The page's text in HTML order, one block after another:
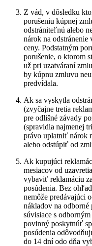
Z vád, v dôsledku
porušeniu kúpnej
odstrániteľnú alebo
nárok na
ceny. Podstatným
porušenie, o ktorom
už pri uzatváraní
by kúpnu zmluvu
predvídala.
Ak sa vyskytla
(zvyčajne tretia
pre odlišné závady
(spravidla najmenej
právo uplatniť nárok
alebo odstúpiť od
Ak kupujúci
mesiacov od
vybaviť reklamáciu
posúdenia. Bez
nemôže predávajúci
nákladov na odborné
súvisiace s
povinný poskytnúť
posúdenia
do 14 dní odo dňa